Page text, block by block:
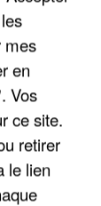
mes
en
Vos
ce site.
retirer
le lien